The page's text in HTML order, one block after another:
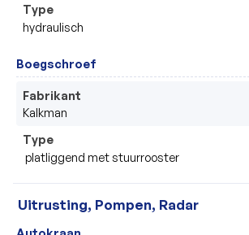
Type
hydraulisch
Boegschroef
Fabrikant
Kalkman
Type
platliggend met stuurrooster
Uitrusting, Pompen, Radar